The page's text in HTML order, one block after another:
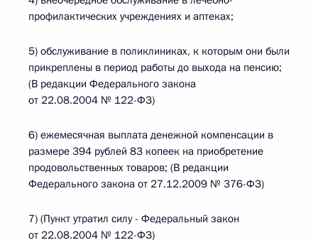
профилактических учреждениях и аптеках;
5) обслуживание в поликлиниках, к которым они были
прикреплены в период работы до выхода на пенсию;
(В редакции Федерального закона
от 22.08.2004 № 122-ФЗ)
6) ежемесячная выплата денежной компенсации в
размере 394 рублей 83 копеек на приобретение
продовольственных товаров; (В редакции
Федерального закона от 27.12.2009 № 376-ФЗ)
7) (Пункт утратил силу - Федеральный закон
от 22.08.2004 № 122-ФЗ)